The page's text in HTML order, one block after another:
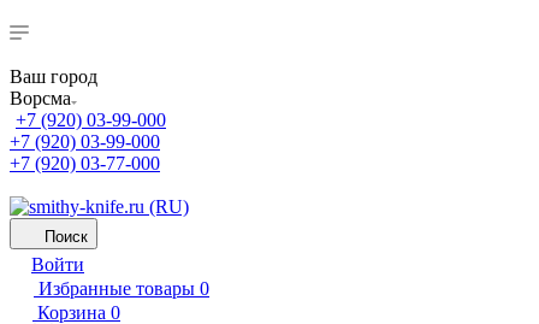
Ваш город
Ворсма
+7 (920) 03-99-000
+7 (920) 03-99-000
+7 (920) 03-77-000
Поиск
Войти
Избранные товары 0
Корзина 0